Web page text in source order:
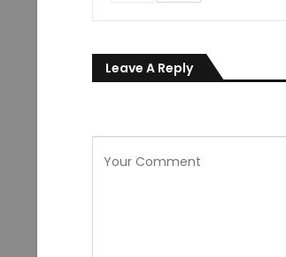
Leave A Reply